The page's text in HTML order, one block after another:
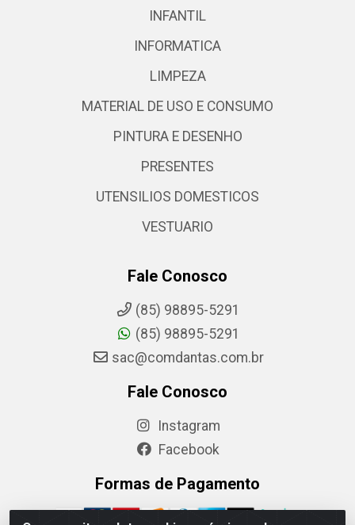
INFANTIL
INFORMATICA
LIMPEZA
MATERIAL DE USO E CONSUMO
PINTURA E DESENHO
PRESENTES
UTENSILIOS DOMESTICOS
VESTUARIO
Fale Conosco
(85) 98895-5291
(85) 98895-5291
sac@comdantas.com.br
Fale Conosco
Instagram
Facebook
Formas de Pagamento